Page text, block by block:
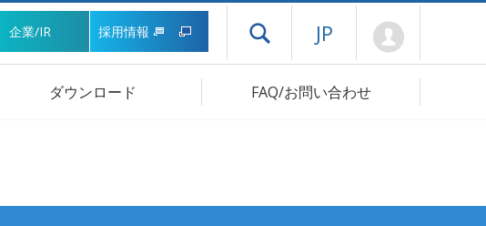
企業/IR 採用情報 ドロワーメニューを開く
JP
ダウンロード FAQ/お問い合わせ